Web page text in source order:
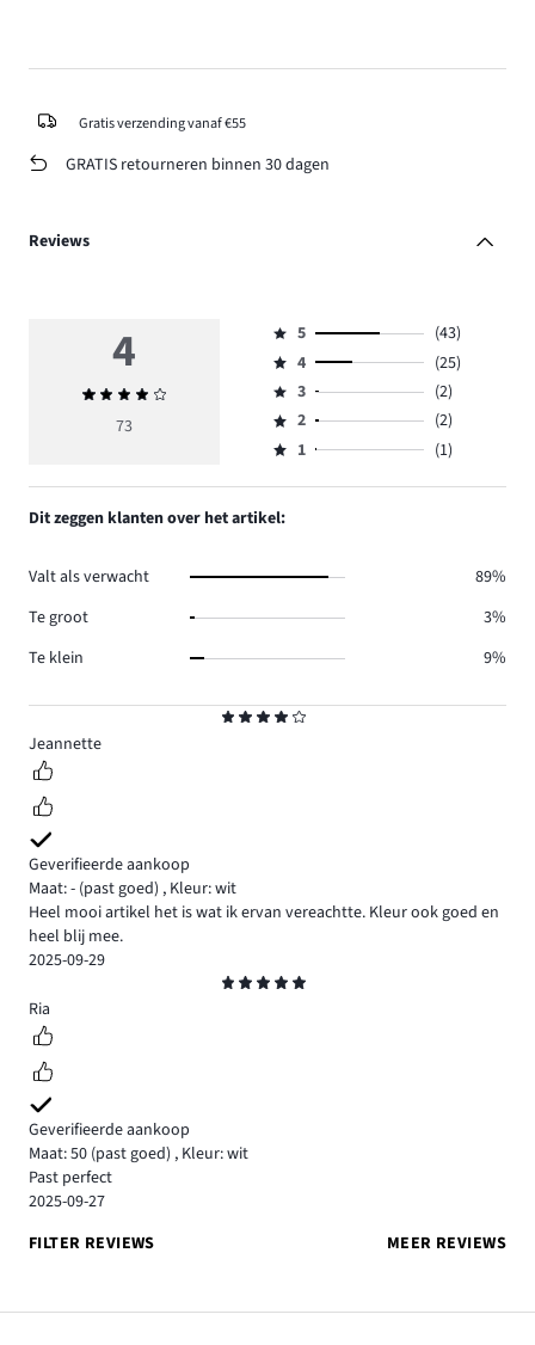
Gratis verzending vanaf €55
GRATIS retourneren binnen 30 dagen
Reviews
4
Jeannette
Geverifieerde aankoop
Maat: - (past goed) , Kleur: wit
Heel mooi artikel het is wat ik ervan vereachtte. Kleur ook goed en
heel blij mee.
2025-09-29
5
Ria
Geverifieerde aankoop
Maat: 50 (past goed) , Kleur: wit
Past perfect
2025-09-27
FILTER REVIEWS
MEER REVIEWS
4
Gemiddelde
beoordeling
73
Beoordeling
5,
aantal
reviews
43.
5
(43)
Beoordeling
4,
aantal
reviews
4
(25)
Beoordeling
3,
aantal
3
(2)
Beoordeling
2,
2.
2
(2)
Beoordeling
1,
aantal
reviews
1 (1)
Dit zeggen klanten over het artikel:
Valt als verwacht
89%
Te groot
3%
Te klein
9%